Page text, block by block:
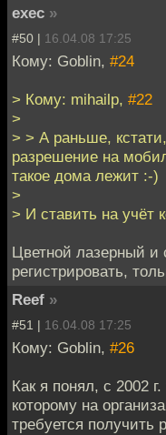
exec »
#50 | 16.04.08 17:25
Кому: Goblin, #24
> Кому: mihailp, #22
>
> > А раньше,
разрешение на
такое дома лежит :-)
>
> И ставить на учёт
Цветной лазерный
регистрировать,
Reef »
#51 | 16.04.08 17:25
Кому: Goblin, #26
Как я понял, с 2002
которому на
требуется получить